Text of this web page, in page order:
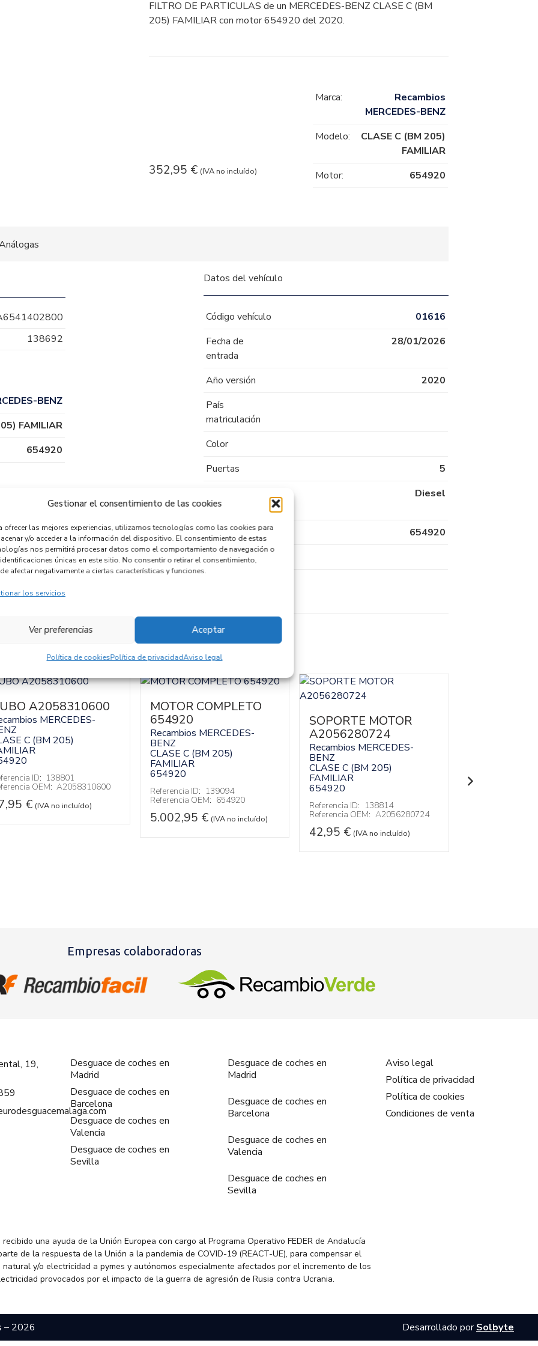
Gestionar el consentimiento de las cookies
ofrecer las mejores experiencias, utilizamos tecnologías como las cookies para
y/o acceder a la información del dispositivo. El consentimiento de estas
nos permitirá procesar datos como el comportamiento de navegación o
únicas en este sitio. No consentir o retirar el consentimiento,
afectar negativamente a ciertas características y funciones.
los servicios
Aceptar
Ver preferencias
Política de cookiesPolítica de privacidadAviso legal
FILTRO DE PARTICULAS de un MERCEDES-BENZ CLASE C (BM
205) FAMILIAR con motor 654920 del 2020.
352,95 € (IVA no incluído)
Marca:
Recambios
MERCEDES-BENZ
Modelo:
CLASE C (BM 205)
FAMILIAR
Motor:
654920
138692
BENZ
FAMILIAR
654920
Datos del vehículo
Código vehículo
01616
Fecha de
entrada
28/01/2026
Año versión
2020
País
matriculación
Color
Puertas
5
combustible
Diesel
Código motor
654920
Código cambio
A2058310600
MERCEDES-
C (BM 205)
ID: 138801
OEM: A2058310600
€ (IVA no incluído)
MOTOR COMPLETO
654920
Recambios MERCEDES-
BENZ
CLASE C (BM 205)
FAMILIAR
654920
Referencia ID: 139094
Referencia OEM: 654920
5.002,95 € (IVA no incluído)
SOPORTE MOTOR
A2056280724
Recambios MERCEDES-
BENZ
CLASE C (BM 205)
FAMILIAR
654920
Referencia ID: 138814
Referencia OEM: A2056280724
42,95 € (IVA no incluído)
FAMILIAR
654920
Empresas colaboradoras
19,
Desguace de coches en
Madrid
Desguace de coches en
Barcelona
Desguace de coches en
Valencia
Desguace de coches en
Sevilla
Desguace de coches en
Madrid
Desguace de coches en
Barcelona
Desguace de coches en
Valencia
Desguace de coches en
Sevilla
Aviso legal
Política de privacidad
Política de cookies
Condiciones de venta
una ayuda de la Unión Europea con cargo al Programa Operativo FEDER de Andalucía
de la respuesta de la Unión a la pandemia de COVID-19 (REACT-UE), para compensar el
y/o electricidad a pymes y autónomos especialmente afectados por el incremento de los
provocados por el impacto de la guerra de agresión de Rusia contra Ucrania.
– 2026 Desarrollado porSolbyte